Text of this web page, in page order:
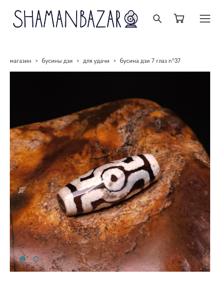
магазин > бусины дзи > для удачи > бусина дзи 7 глаз n°37